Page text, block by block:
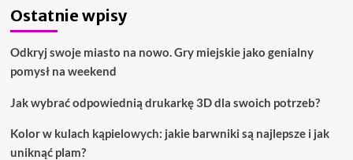
Ostatnie wpisy
Odkryj swoje miasto na nowo. Gry miejskie jako genialny
pomysł na weekend
Jak wybrać odpowiednią drukarkę 3D dla swoich potrzeb?
Kolor w kulach kąpielowych: jakie barwniki są najlepsze i jak
uniknąć plam?